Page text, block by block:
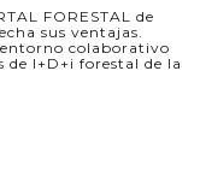
FORESTAL de
sus ventajas.
colaborativo
de I+D+i forestal de la